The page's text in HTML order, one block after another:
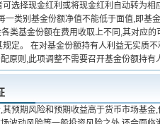
选择现金红利或将现金红利自动转为
一类别基金份额净值不能低于面值,即基
类基金份额在费用收取上不同,其对应
定。 在对基金份额持有人利益无实质
原则,此项调整不需要召开基金份额持有
预期风险和预期收益高于货币市场基